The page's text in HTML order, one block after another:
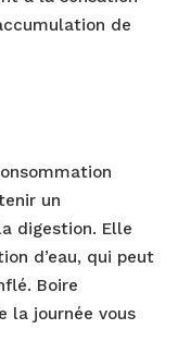
de
un
digestion. Elle
d’eau, qui peut
Boire
la journée vous